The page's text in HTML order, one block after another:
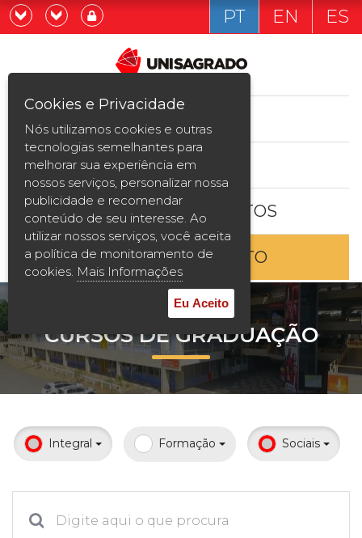
Graduação
Pós-graduação e MBA
Curta Duração
Vestibular
2ª Graduação
Transferência
Reingresso
Prouni
Desconto de pontualidade
Já sou estudande
Quero ser estudante
PT EN ES
ESTUDE AQUI
BOLSAS E DESCONTOS
ENTRE EM CONTATO
CURSOS DE GRADUAÇÃO
Integral Formação Sociais
Cookies e Privacidade
Nós utilizamos cookies e outras
tecnologias semelhantes para
melhorar sua experiência em
nossos serviços, personalizar nossa
publicidade e recomendar
conteúdo de seu interesse. Ao
utilizar nossos serviços, você aceita
a política de monitoramento de
cookies. Mais Informações
Eu Aceito